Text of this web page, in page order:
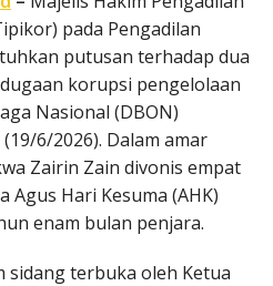
pada Pengadilan
putusan terhadap dua
korupsi pengelolaan
Nasional (DBON)
6/2026). Dalam amar
Zairin Zain divonis empat
Hari Kesuma (AHK)
enam bulan penjara.
sidang terbuka oleh Ketua